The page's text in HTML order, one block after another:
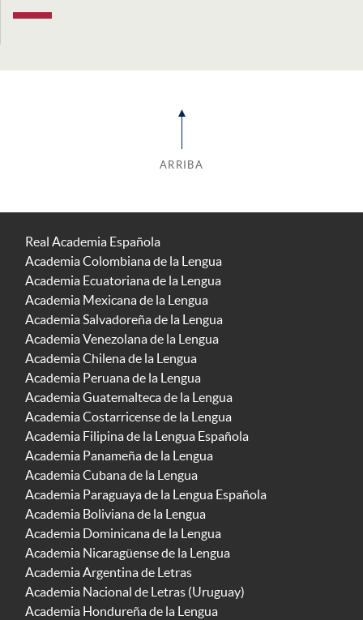
ARRIBA
Real Academia Española
Academia Colombiana de la Lengua
Academia Ecuatoriana de la Lengua
Academia Mexicana de la Lengua
Academia Salvadoreña de la Lengua
Academia Venezolana de la Lengua
Academia Chilena de la Lengua
Academia Peruana de la Lengua
Academia Guatemalteca de la Lengua
Academia Costarricense de la Lengua
Academia Filipina de la Lengua Española
Academia Panameña de la Lengua
Academia Cubana de la Lengua
Academia Paraguaya de la Lengua Española
Academia Boliviana de la Lengua
Academia Dominicana de la Lengua
Academia Nicaragüense de la Lengua
Academia Argentina de Letras
Academia Nacional de Letras (Uruguay)
Academia Hondureña de la Lengua